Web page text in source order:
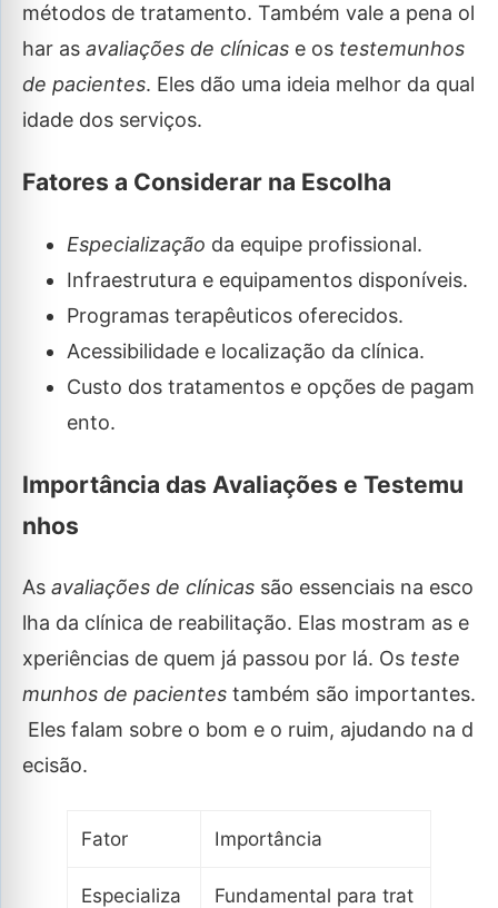
métodos de tratamento. Também vale a pena ol
har as avaliações de clínicas e os testemunhos
de pacientes. Eles dão uma ideia melhor da qual
idade dos serviços.
Fatores a Considerar na Escolha
Especialização da equipe profissional.
Infraestrutura e equipamentos disponíveis.
Programas terapêuticos oferecidos.
Acessibilidade e localização da clínica.
Custo dos tratamentos e opções de pagam
ento.
Importância das Avaliações e Testemu
nhos
As avaliações de clínicas são essenciais na esco
lha da clínica de reabilitação. Elas mostram as e
xperiências de quem já passou por lá. Os teste
munhos de pacientes também são importantes.
Eles falam sobre o bom e o ruim, ajudando na d
ecisão.
Fator Importância
Especializa
Fundamental para trat